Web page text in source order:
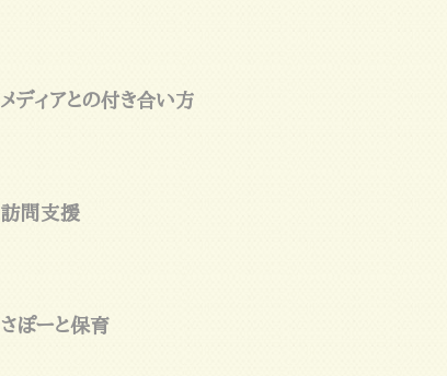
メディアとの付き合い方
訪問支援
さぽーと保育